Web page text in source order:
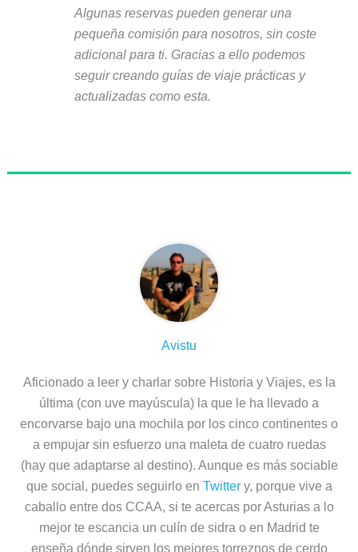
Algunas reservas pueden generar una
pequeña comisión para nosotros, sin coste
adicional para ti. Gracias a ello podemos
seguir creando guías de viaje prácticas y
actualizadas como esta.
Avistu
Aficionado a leer y charlar sobre Historia y Viajes, es la
última (con uve mayúscula) la que le ha llevado a
encorvarse bajo una mochila por los cinco continentes o
a empujar sin esfuerzo una maleta de cuatro ruedas
(hay que adaptarse al destino). Aunque es más sociable
que social, puedes seguirlo en Twittery, porque vive a
caballo entre dos CCAA, si te acercas por Asturias a lo
mejor te escancia un culín de sidra o en Madrid te
enseña dónde sirven los mejores torreznos de cerdo